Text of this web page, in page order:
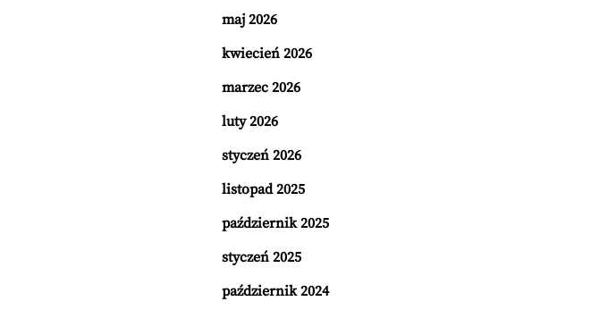
maj 2026
kwiecień 2026
marzec 2026
luty 2026
styczeń 2026
listopad 2025
październik 2025
styczeń 2025
październik 2024